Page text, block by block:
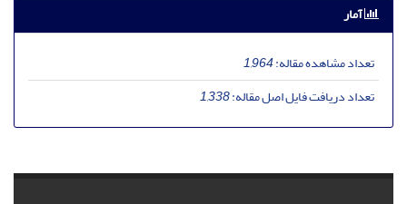
آمار
تعداد مشاهده مقاله:1,964
تعداد دریافت فایل اصل مقاله:1,338